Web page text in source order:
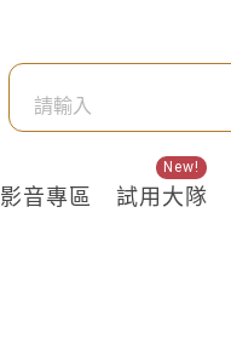
影音專區 試用大隊
New!